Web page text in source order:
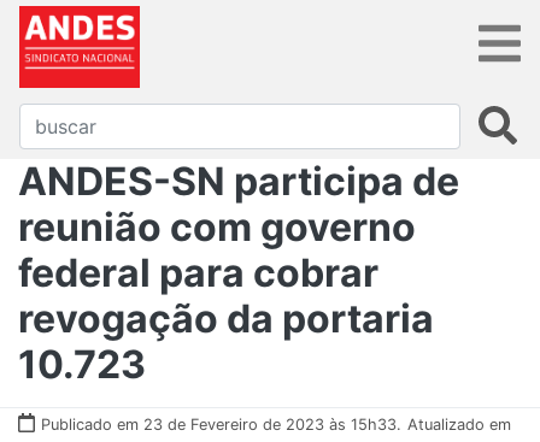
ANDES-SN participa de
reunião com governo
federal para cobrar
revogação da portaria
10.723
Publicado em 23 de Fevereiro de 2023 às 15h33. Atualizado em